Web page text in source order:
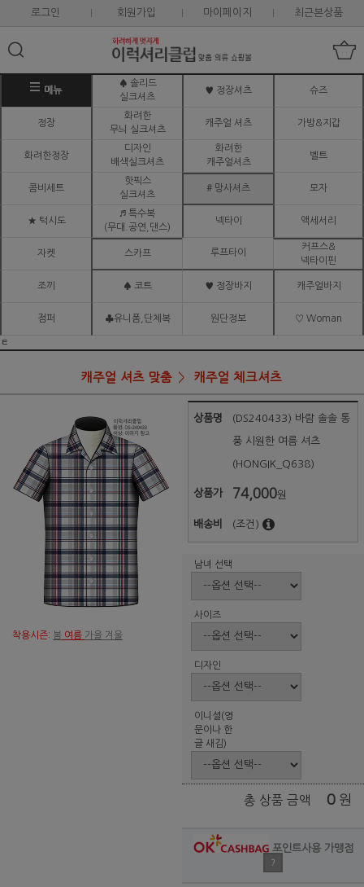
로그인 회원가입 마이페이지 최근본상품
메뉴
♠ 솔리드
실크셔츠
♥ 정장셔츠 슈즈
정장
화려한
무늬 실크셔츠
캐주얼 셔츠 가방&지갑
화려한정장
디자인
배색실크셔츠
화려한
캐주얼셔츠
벨트
콤비세트
핫픽스
실크셔츠
# 망사셔츠 모자
★ 턱시도
♬ 특수복
(무대.공연,댄스)
넥타이 액세서리
자켓 스카프 루프타이
커프스&
넥타이핀
조끼 ♠ 코트 ♥ 정장바지 캐주얼바지
점퍼 ♣유니폼,단체복 원단정보 ♡ Woman
ㅌ
캐주얼 셔츠 맞춤 캐주얼 체크셔츠
착용시즌: 봄 여름 가을 겨울
상품명 (DS240433) 바람 솔솔 통
풍 시원한 여름 셔츠
(HONGIK_Q638)
상품가 74,000원
배송비 (조건)
남녀 선택
사이즈
디자인
이니셜(영
문이나 한
글 새김)
총 상품 금액 0 원
포인트사용 가맹점
?